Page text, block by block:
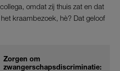
omdat zij thuis zat en dat
kraambezoek, hè? Dat geloof
Zorgen om
zwangerschapsdiscriminatie: